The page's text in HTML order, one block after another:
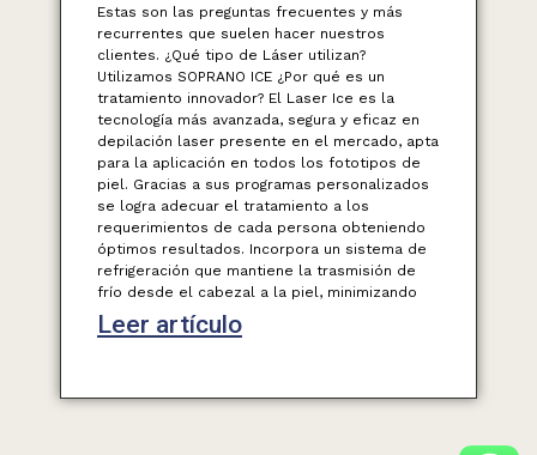
Estas son las preguntas frecuentes y más
recurrentes que suelen hacer nuestros
clientes. ¿Qué tipo de Láser utilizan?
Utilizamos SOPRANO ICE ¿Por qué es un
tratamiento innovador? El Laser Ice es la
tecnología más avanzada, segura y eficaz en
depilación laser presente en el mercado, apta
para la aplicación en todos los fototipos de
piel. Gracias a sus programas personalizados
se logra adecuar el tratamiento a los
requerimientos de cada persona obteniendo
óptimos resultados. Incorpora un sistema de
refrigeración que mantiene la trasmisión de
frío desde el cabezal a la piel, minimizando
Leer artículo